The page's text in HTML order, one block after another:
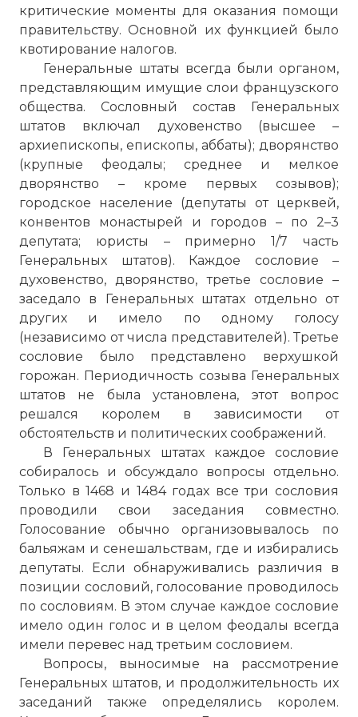
критические моменты для оказания помощи
правительству. Основной их функцией было
квотирование налогов.
Генеральные штаты всегда были органом,
представляющим имущие слои французского
общества. Сословный состав Генеральных
штатов включал духовенство (высшее –
архиепископы, епископы, аббаты); дворянство
(крупные феодалы; среднее и мелкое
дворянство – кроме первых созывов);
городское население (депутаты от церквей,
конвентов монастырей и городов – по 2–3
депутата; юристы – примерно 1/7 часть
Генеральных штатов). Каждое сословие –
духовенство, дворянство, третье сословие –
заседало в Генеральных штатах отдельно от
других и имело по одному голосу
(независимо от числа представителей). Третье
сословие было представлено верхушкой
горожан. Периодичность созыва Генеральных
штатов не была установлена, этот вопрос
решался королем в зависимости от
обстоятельств и политических соображений.
В Генеральных штатах каждое сословие
собиралось и обсуждало вопросы отдельно.
Только в 1468 и 1484 годах все три сословия
проводили свои заседания совместно.
Голосование обычно организовывалось по
бальяжам и сенешальствам, где и избирались
депутаты. Если обнаруживались различия в
позиции сословий, голосование проводилось
по сословиям. В этом случае каждое сословие
имело один голос и в целом феодалы всегда
имели перевес над третьим сословием.
Вопросы, выносимые на рассмотрение
Генеральных штатов, и продолжительность их
заседаний также определялись королем.